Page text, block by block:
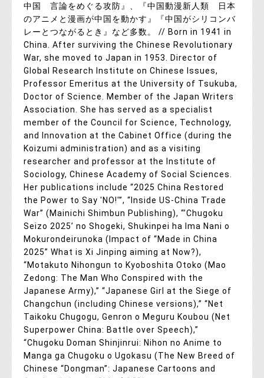
中国 言論をめぐる攻防』、『中国動漫新人類 日本
のアニメと漫画が中国を動かす』『中国がシリコンバ
レーとつながるとき』など多数。 // Born in 1941 in
China. After surviving the Chinese Revolutionary
War, she moved to Japan in 1953. Director of
Global Research Institute on Chinese Issues,
Professor Emeritus at the University of Tsukuba,
Doctor of Science. Member of the Japan Writers
Association. She has served as a specialist
member of the Council for Science, Technology,
and Innovation at the Cabinet Office (during the
Koizumi administration) and as a visiting
researcher and professor at the Institute of
Sociology, Chinese Academy of Social Sciences.
Her publications include “2025 China Restored
the Power to Say 'NO!'”, “Inside US-China Trade
War” (Mainichi Shimbun Publishing), “’Chugoku
Seizo 2025’ no Shogeki, Shukinpei ha Ima Nani o
Mokurondeirunoka (Impact of “Made in China
2025” What is Xi Jinping aiming at Now?),
“Motakuto Nihongun to Kyoboshita Otoko (Mao
Zedong: The Man Who Conspired with the
Japanese Army),” “Japanese Girl at the Siege of
Changchun (including Chinese versions),” “Net
Taikoku Chugogu, Genron o Meguru Koubou (Net
Superpower China: Battle over Speech),”
“Chugoku Doman Shinjinrui: Nihon no Anime to
Manga ga Chugoku o Ugokasu (The New Breed of
Chinese “Dongman”: Japanese Cartoons and